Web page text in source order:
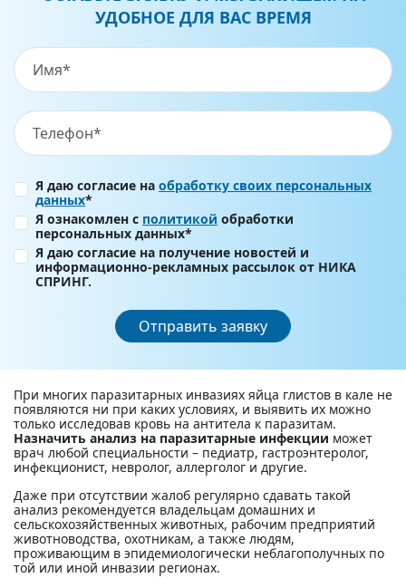
УДОБНОЕ ДЛЯ ВАС ВРЕМЯ
Я даю согласие на обработку своих персональных
данных*
Я ознакомлен с политикой обработки
персональных данных*
Я даю согласие на получение новостей и
информационно-рекламных рассылок от НИКА
СПРИНГ.
Отправить заявку
При многих паразитарных инвазиях яйца глистов в кале не
появляются ни при каких условиях, и выявить их можно
только исследовав кровь на антитела к паразитам.
Назначить анализ на паразитарные инфекции может
врач любой специальности – педиатр, гастроэнтеролог,
инфекционист, невролог, аллерголог и другие.
Даже при отсутствии жалоб регулярно сдавать такой
анализ рекомендуется владельцам домашних и
сельскохозяйственных животных, рабочим предприятий
животноводства, охотникам, а также людям,
проживающим в эпидемиологически неблагополучных по
той или иной инвазии регионах.